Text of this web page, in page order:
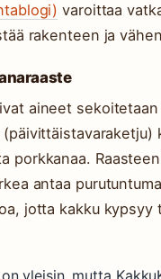
varoittaa
rakenteen ja
aineet
porkkanaa.
antaa
jotta kakku kypsyy
on yleisin, mutta